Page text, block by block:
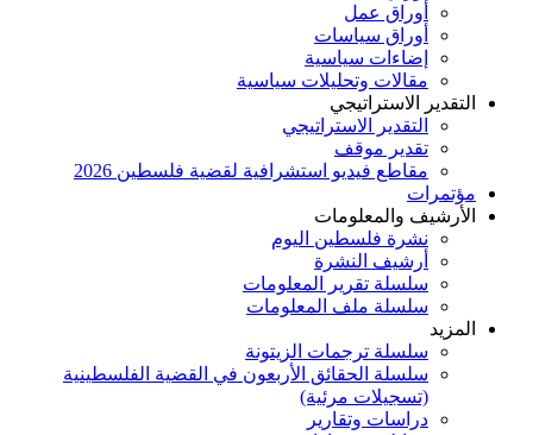
أوراق عمل
أوراق سياسات
إضاءات سياسية
مقالات وتحليلات سياسية
التقدير الاستراتيجي
التقدير الاستراتيجي
تقدير موقف
مقاطع فيديو استشرافية لقضية فلسطين 2026
مؤتمرات
الأرشيف والمعلومات
نشرة فلسطين اليوم
أرشيف النشرة
سلسلة تقرير المعلومات
سلسلة ملف المعلومات
المزيد
سلسلة ترجمات الزيتونة
سلسلة الحقائق الأربعون في القضية الفلسطينية
(تسجيلات مرئية)
دراسات وتقارير